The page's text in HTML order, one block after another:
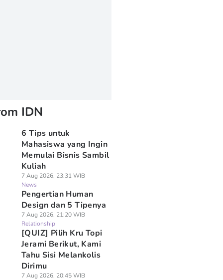
IDN
6 Tips untuk
Mahasiswa yang Ingin
Memulai Bisnis Sambil
Kuliah
7 Aug 2026, 23:31 WIB
News
Pengertian Human
Design dan 5 Tipenya
7 Aug 2026, 21:20 WIB
Relationship
[QUIZ] Pilih Kru Topi
Jerami Berikut, Kami
Tahu Sisi Melankolis
Dirimu
7 Aug 2026, 20:45 WIB